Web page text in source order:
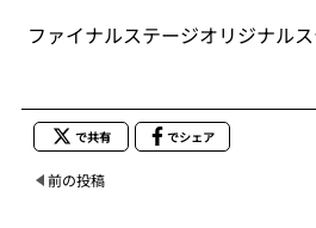
ファイナルステージオリジナル
で共有 でシェア
前の投稿